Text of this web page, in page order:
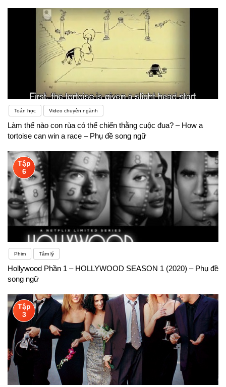
Toán học Video chuyên ngành
Làm thế nào con rùa có thể chiến thằng cuộc đua? – How a
tortoise can win a race – Phụ đề song ngữ
Tập
6
Phim Tâm lý
Hollywood Phần 1 – HOLLYWOOD SEASON 1 (2020) – Phụ đề
song ngữ
Tập
3